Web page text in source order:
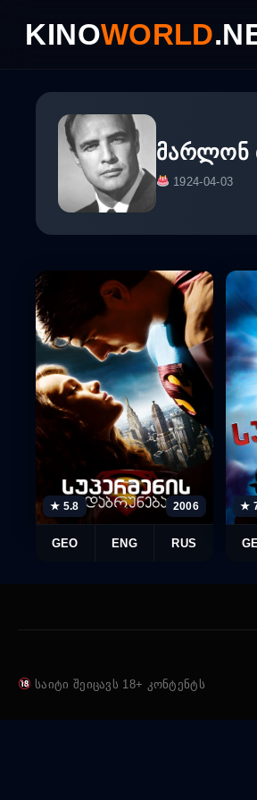
contentKINOWORLD
მარლონ
1924-04-03
★ 5.8 2006
GEO ENG RUS
★
საიტი შეიცავს 18+ კონტენტს